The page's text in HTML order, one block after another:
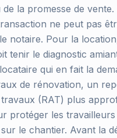
la promesse de vente.
ne peut pas
notaire. Pour la
tenir le diagnostic
qui en fait la
de rénovation, un
(RAT) plus
protéger les travailleurs
le chantier. Avant la